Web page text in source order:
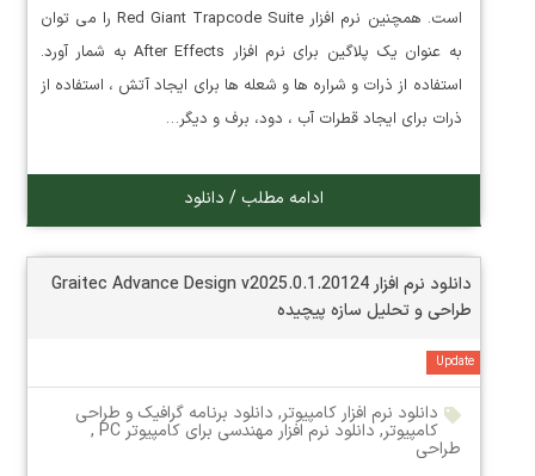
است. همچنین نرم افزار Red Giant Trapcode Suite را می توان
به عنوان یک پلاگین برای نرم افزار After Effects به شمار آورد.
استفاده از ذرات و شراره ها و شعله ها برای ایجاد آتش ، استفاده از
ذرات برای ایجاد قطرات آب ، دود، برف و دیگر…
ادامه مطلب / دانلود
دانلود نرم افزار Graitec Advance Design v2025.0.1.20124
طراحی و تحلیل سازه پیچیده
Update
دانلود نرم افزار کامپیوتر, دانلود برنامه گرافیک و طراحی
کامپیوتر,دانلود نرم افزار مهندسی برای کامپیوتر PC ,
طراحی